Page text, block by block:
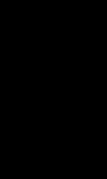
Быстро
в идеальном